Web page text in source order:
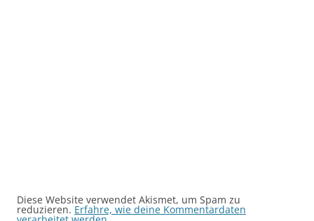
Diese Website verwendet Akismet, um Spam zu
reduzieren. Erfahre, wie deine Kommentardaten